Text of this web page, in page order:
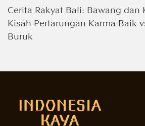
Cerita Rakyat Bali: Bawang dan
Kisah Pertarungan Karma Baik
Buruk